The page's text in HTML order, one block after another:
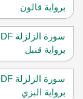
برواية قالون
سورة الزلزلة PDF
برواية قنبل
سورة الزلزلة PDF
برواية البزي